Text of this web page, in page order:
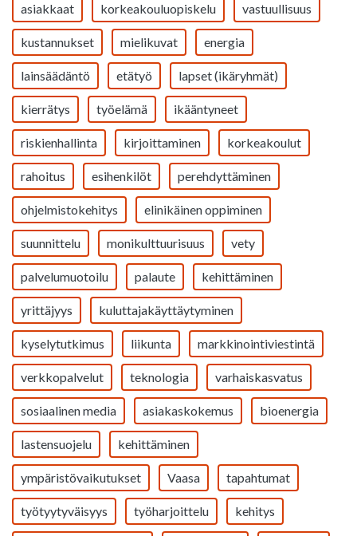
asiakkaat korkeakouluopiskelu vastuullisuus
kustannukset mielikuvat energia
lainsäädäntö etätyö lapset (ikäryhmät)
kierrätys työelämä ikääntyneet
riskienhallinta kirjoittaminen korkeakoulut
rahoitus esihenkilöt perehdyttäminen
ohjelmistokehitys elinikäinen oppiminen
suunnittelu monikulttuurisuus vety
palvelumuotoilu palaute kehittäminen
yrittäjyys kuluttajakäyttäytyminen
kyselytutkimus liikunta markkinointiviestintä
verkkopalvelut teknologia varhaiskasvatus
sosiaalinen media asiakaskokemus bioenergia
lastensuojelu kehittäminen
ympäristövaikutukset Vaasa tapahtumat
työtyytyväisyys työharjoittelu kehitys